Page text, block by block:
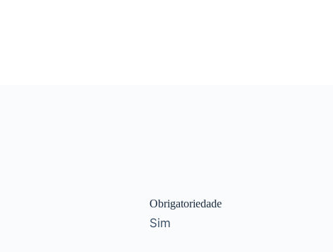
Obrigatoriedade
Sim